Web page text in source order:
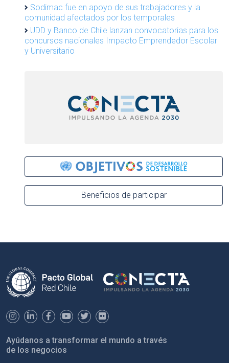
Sodimac fue en apoyo de sus trabajadores y la
comunidad afectados por los temporales
UDD y Banco de Chile lanzan convocatorias para los
concursos nacionales Impacto Emprendedor Escolar
y Universitario
Beneficios de participar
Ayúdanos a transformar el mundo a través
de los negocios